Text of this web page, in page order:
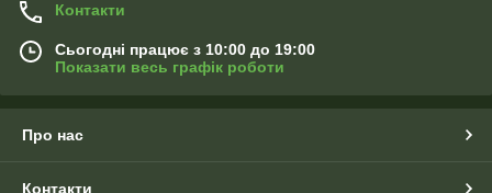
Контакти
Сьогодні працює з 10:00 до 19:00
Показати весь графік роботи
Про нас
Контакти